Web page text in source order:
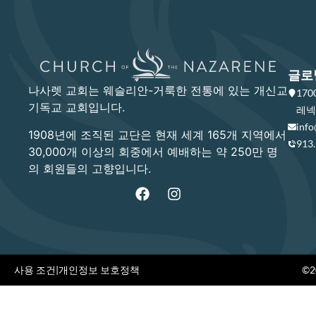
나사렛 교회는 웨슬리안-거룩한 전통에 있는 개신교
기독교 교회입니다.
1908년에 조직된 교단은 현재 세계 165개 지역에서
30,000개 이상의 회중에서 예배하는 약 250만 명
의 회원들의 고향입니다.
글로
레
사용 조건|개인정보 보호정책